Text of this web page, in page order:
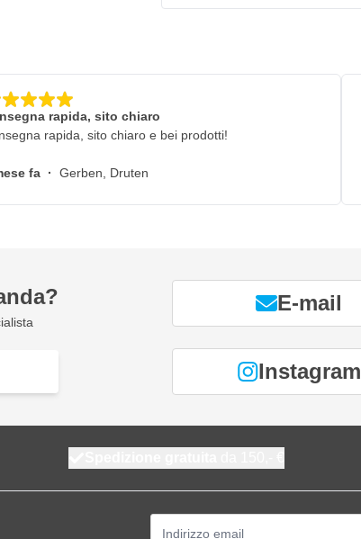
rapida, sito chiaro
rapida, sito chiaro e bei prodotti!
fa · Gerben, Druten
E-mail
Instagram